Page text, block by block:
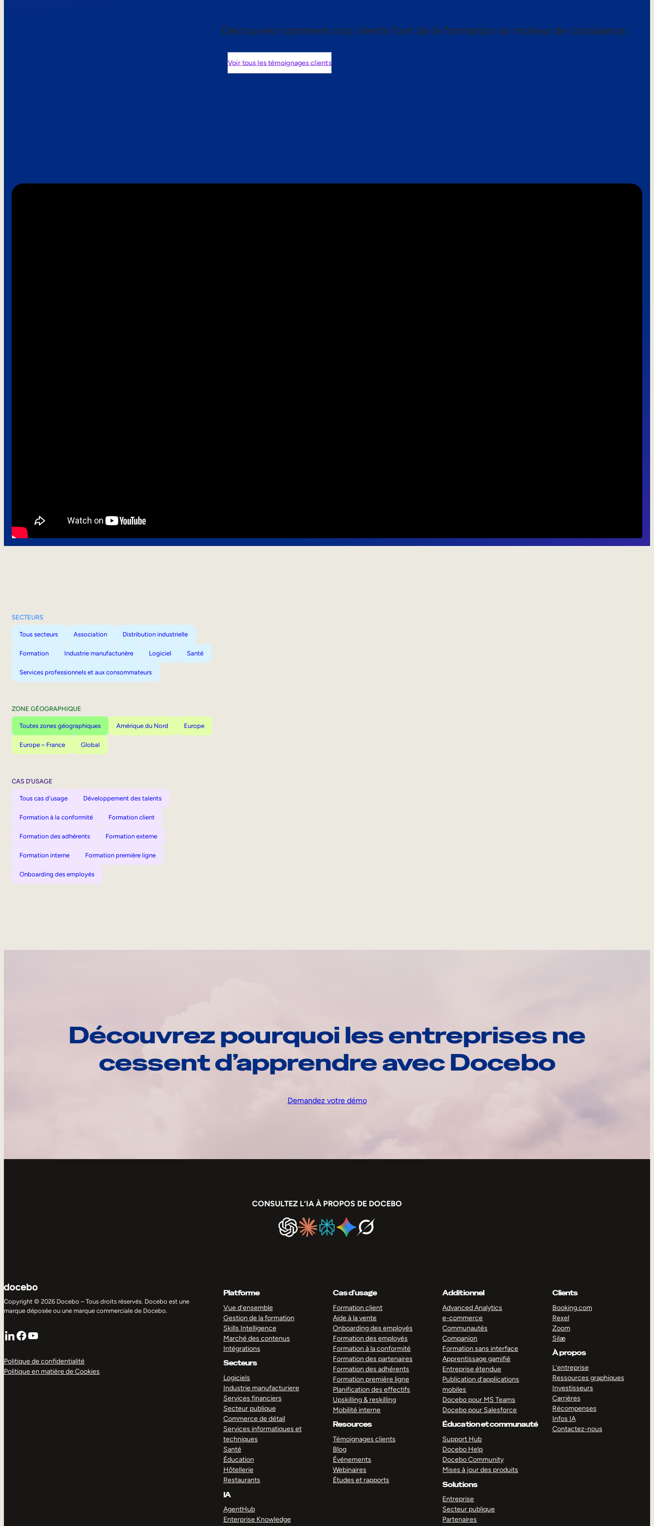
Découvrez comment nos clients font de la formation un moteur de croissance.
Voir tous les témoignages clients
SECTEURS
Tous secteurs Association Distribution industrielle
Formation Industrie manufacturière Logiciel Santé
Services professionnels et aux consommateurs
ZONE GÉOGRAPHIQUE
Toutes zones géographiques Amérique du Nord Europe
Europe – France Global
CAS D’USAGE
Tous cas d'usage Développement des talents
Formation à la conformité Formation client
Formation des adhérents Formation externe
Formation interne Formation première ligne
Onboarding des employés
Découvrez pourquoi les entreprises ne
cessent d’apprendre avec Docebo
Demandez votre démo
CONSULTEZ L’IA À PROPOS DE DOCEBO
Copyright © 2026 Docebo – Tous droits réservés. Docebo est une
marque déposée ou une marque commerciale de Docebo.
LinkedIn
Facebook
YouTube
Politique de confidentialité
Politique en matière de Cookies
Platforme
Vue d’ensemble
Gestion de la formation
Skills Intelligence
Marché des contenus
Intégrations
Secteurs
Logiciels
Industrie manufacturiere
Services financiers
Secteur publique
Commerce de détail
Services informatiques et
techniques
Santé
Éducation
Hôtellerie
Restaurants
IA
AgentHub
Enterprise Knowledge
Cas d’usage
Formation client
Aide à la vente
Onboarding des employés
Formation des employés
Formation à la conformité
Formation des partenaires
Formation des adhérents
Formation première ligne
Planification des effectifs
Upskilling & reskilling
Mobilité interne
Resources
Témoignages clients
Blog
Événements
Webinaires
Études et rapports
Additionnel
Advanced Analytics
e-commerce
Communautés
Companion
Formation sans interface
Apprentissage gamifié
Entreprise étendue
Publication d’applications
mobiles
Docebo pour MS Teams
Docebo pour Salesforce
Éducation et communauté
Support Hub
Docebo Help
Docebo Community
Mises à jour des produits
Solutions
Entreprise
Secteur publique
Partenaires
Clients
Booking.com
Rexel
Zoom
Silæ
À propos
L’entreprise
Ressources graphiques
Investisseurs
Carrières
Récompenses
Infos IA
Contactez-nous